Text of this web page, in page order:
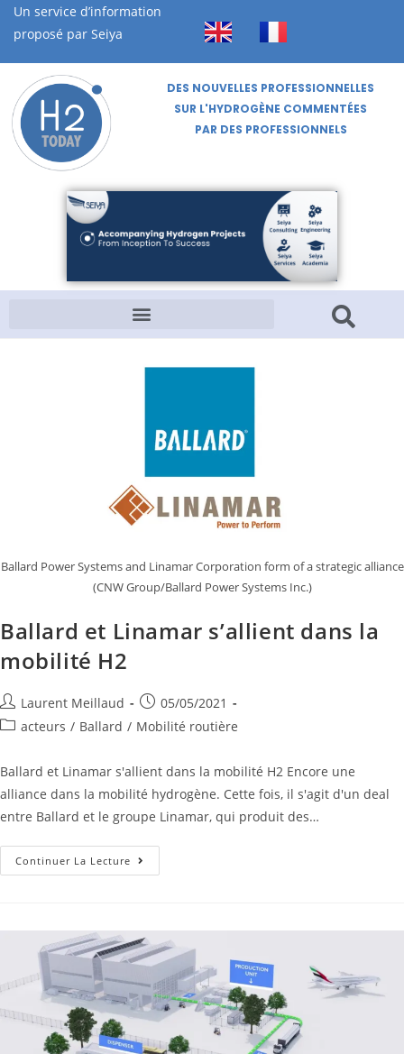
Un service d’information
proposé par Seiya
DES NOUVELLES PROFESSIONNELLES
SUR L'HYDROGÈNE COMMENTÉES
PAR DES PROFESSIONNELS
Ballard Power Systems and Linamar Corporation form of a strategic alliance
(CNW Group/Ballard Power Systems Inc.)
Ballard et Linamar s’allient dans la
mobilité H2
Laurent Meillaud
05/05/2021
acteurs / Ballard / Mobilité routière
Ballard et Linamar s'allient dans la mobilité H2 Encore une
alliance dans la mobilité hydrogène. Cette fois, il s'agit d'un deal
entre Ballard et le groupe Linamar, qui produit des…
Continuer La Lecture